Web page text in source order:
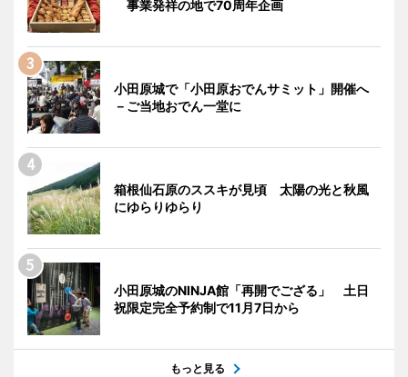
事業発祥の地で70周年企画
小田原城で「小田原おでんサミット」開催へ
－ご当地おでん一堂に
箱根仙石原のススキが見頃 太陽の光と秋風
にゆらりゆらり
小田原城のNINJA館「再開でござる」 土日
祝限定完全予約制で11月7日から
もっと見る